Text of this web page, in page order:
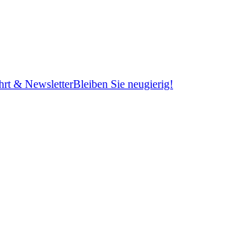
& NewsletterBleiben Sie neugierig!